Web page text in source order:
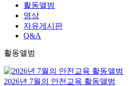
활동앨범
영상
자유게시판
Q&A
활동앨범
2026년 7월의 안전교육 활동앨범